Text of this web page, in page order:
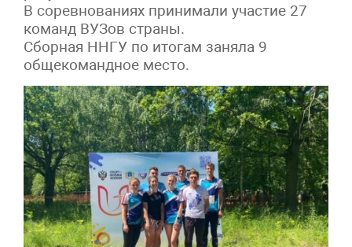
В соревнованиях принимали участие 27
команд ВУЗов страны.
Сборная ННГУ по итогам заняла 9
общекомандное место.